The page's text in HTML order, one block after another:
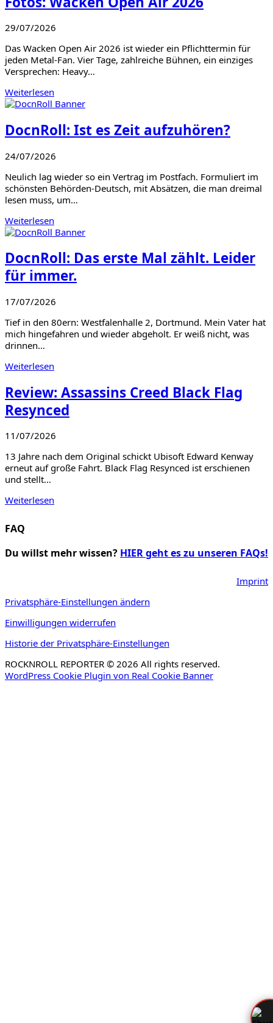
29/07/2026
Das Wacken Open Air 2026 ist wieder ein Pflichttermin für
jeden Metal-Fan. Vier Tage, zahlreiche Bühnen, ein einziges
Versprechen: Heavy…
Weiterlesen
DocnRoll: Ist es Zeit aufzuhören?
24/07/2026
Neulich lag wieder so ein Vertrag im Postfach. Formuliert im
schönsten Behörden-Deutsch, mit Absätzen, die man dreimal
lesen muss, um…
Weiterlesen
DocnRoll: Das erste Mal zählt. Leider
für immer.
17/07/2026
Tief in den 80ern: Westfalenhalle 2, Dortmund. Mein Vater hat
mich hingefahren und wieder abgeholt. Er weiß nicht, was
drinnen…
Weiterlesen
Review: Assassins Creed Black Flag
Resynced
11/07/2026
13 Jahre nach dem Original schickt Ubisoft Edward Kenway
erneut auf große Fahrt. Black Flag Resynced ist erschienen
und stellt…
Weiterlesen
FAQ
Du willst mehr wissen? HIER geht es zu unseren FAQs!
Imprint
Privatsphäre-Einstellungen ändern
Einwilligungen widerrufen
Historie der Privatsphäre-Einstellungen
ROCKNROLL REPORTER © 2026 All rights reserved.
WordPress Cookie Plugin von Real Cookie Banner